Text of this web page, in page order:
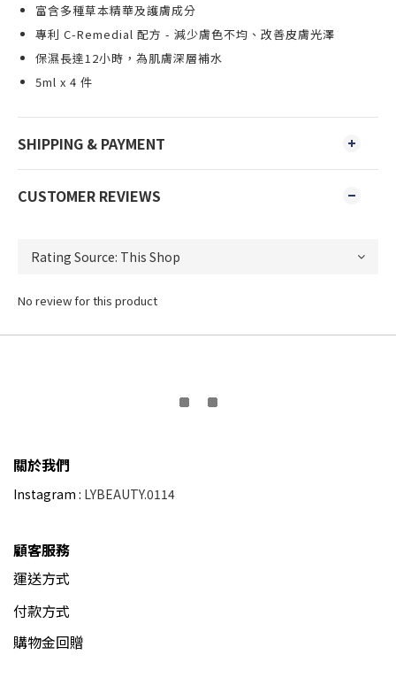
富含多種草本精華及護膚成分
專利 C-Remedial 配方 - 減少膚色不均、改善皮膚光澤
保濕長達12小時，為肌膚深層補水
5ml x 4 件
SHIPPING & PAYMENT
CUSTOMER REVIEWS
No review for this product
關於我們
Instagram : LYBEAUTY.0114
顧客服務
運送方式
付款方式
購物金回贈